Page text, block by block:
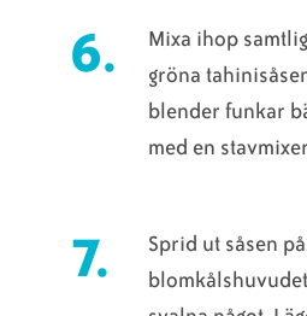
Mixa ihop
gröna
blender funkar
med en
Sprid ut såsen